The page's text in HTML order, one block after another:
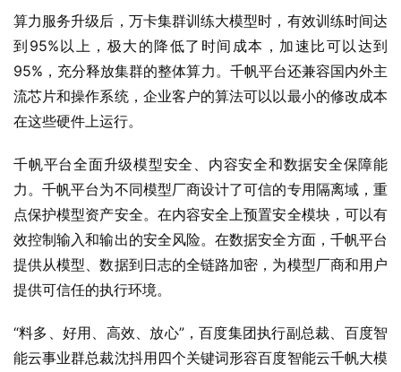
算力服务升级后，万卡集群训练大模型时，有效训练时间达
到95%以上，极大的降低了时间成本，加速比可以达到
95%，充分释放集群的整体算力。千帆平台还兼容国内外主
流芯片和操作系统，企业客户的算法可以以最小的修改成本
在这些硬件上运行。
千帆平台全面升级模型安全、内容安全和数据安全保障能
力。千帆平台为不同模型厂商设计了可信的专用隔离域，重
点保护模型资产安全。在内容安全上预置安全模块，可以有
效控制输入和输出的安全风险。在数据安全方面，千帆平台
提供从模型、数据到日志的全链路加密，为模型厂商和用户
提供可信任的执行环境。
“料多、好用、高效、放心”，百度集团执行副总裁、百度智
能云事业群总裁沈抖用四个关键词形容百度智能云千帆大模